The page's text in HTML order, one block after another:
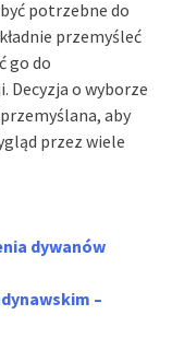
potrzebne do
przemyśleć
go do
Decyzja o wyborze
aby
przez wiele
dywanów
–